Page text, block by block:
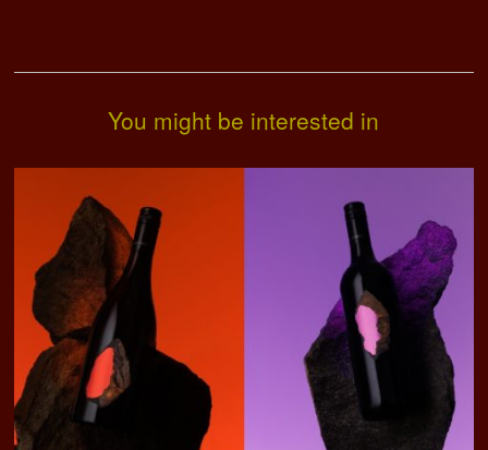
You might be interested in